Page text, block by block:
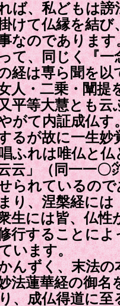
、私どもは謗
けて仏縁を結
なのであります
、同じく『一
経は専ら聞を以
人・二乗・闡提
平等大慧とも云
がて内証成仏す
るが故に一生
ふれは唯仏と仏
云」（同一一〇
られているの
、涅槃経には
生には皆、仏性
行することに
います。
ずく、末法の
法蓮華経の御名
、成仏得道に